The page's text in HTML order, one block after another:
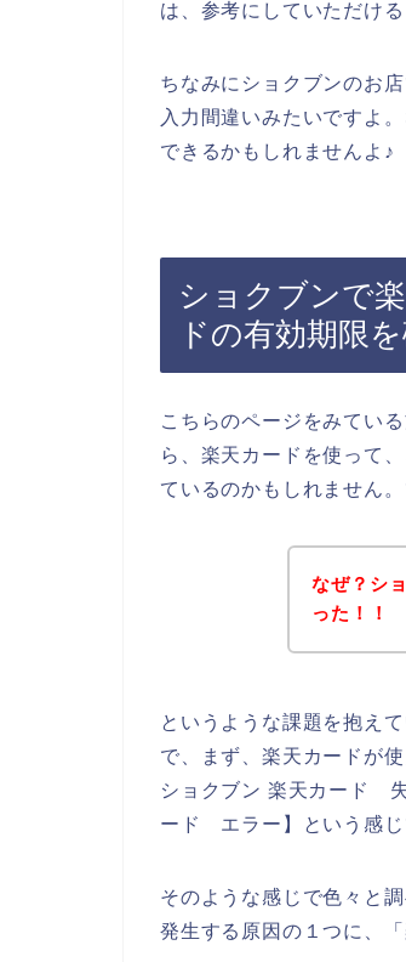
は、参考にしていただける
ちなみにショクブンのお
入力間違いみたいですよ
できるかもしれませんよ♪
ショクブンで
ドの有効期限を
こちらのページをみてい
ら、楽天カードを使って
ているのかもしれません。
なぜ？シ
った！！
というような課題を抱え
で、まず、楽天カードが
ショクブン 楽天カード
ード エラー】という感じ
そのような感じで色々と
発生する原因の１つに、